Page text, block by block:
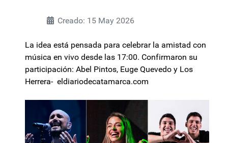
Creado: 15 May 2026
La idea está pensada para celebrar la amistad con
música en vivo desde las 17:00. Confirmaron su
participación: Abel Pintos, Euge Quevedo y Los
Herrera- eldiariodecatamarca.com